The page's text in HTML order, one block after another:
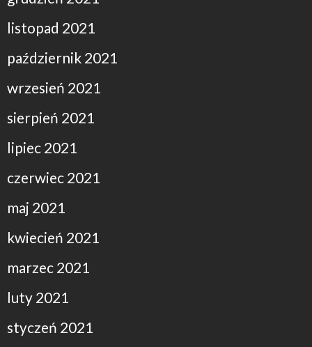
listopad 2021
październik 2021
wrzesień 2021
sierpień 2021
lipiec 2021
czerwiec 2021
maj 2021
kwiecień 2021
marzec 2021
luty 2021
styczeń 2021